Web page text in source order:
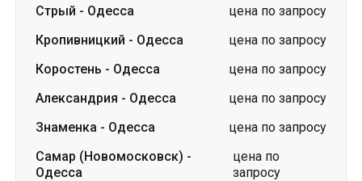
Стрый - Одесса
цена по запросу
Кропивницкий - Одесса
цена по запросу
Коростень - Одесса
цена по запросу
Александрия - Одесса
цена по запросу
Знаменка - Одесса
цена по запросу
Самар (Новомосковск) -
Одесса
цена по
запросу